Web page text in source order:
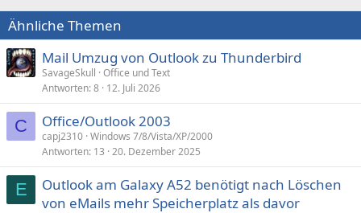
Ähnliche Themen
Mail Umzug von Outlook zu Thunderbird
SavageSkull Office und Text
Antworten 8 12. Juli 2026
C Office/Outlook 2003
capj2310 Windows 7/8/Vista/XP/2000
Antworten 13 20. Dezember 2025
E
Outlook am Galaxy A52 benötigt nach Löschen
von eMails mehr Speicherplatz als davor